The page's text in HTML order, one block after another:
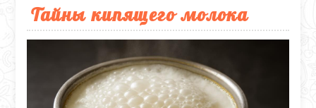
Тайны кипящего молока